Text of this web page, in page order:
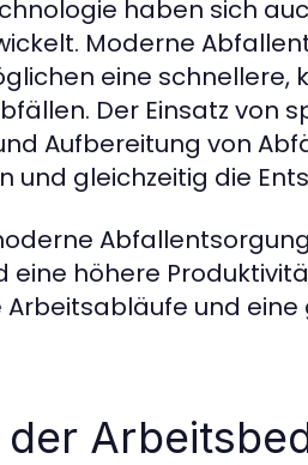
haben sich
Moderne
eine schnellere,
Der Einsatz von
Aufbereitung von
und gleichzeitig die
eine höhere
und